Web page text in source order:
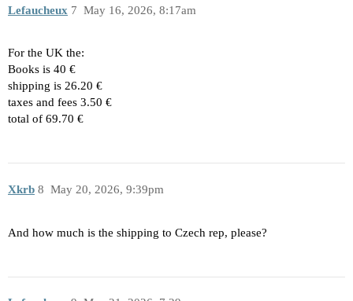
Lefaucheux May 16, 2026, 8:17am
7
For the UK the:
Books is 40 €
shipping is 26.20 €
taxes and fees 3.50 €
total of 69.70 €
Xkrb May 20, 2026, 9:39pm
8
And how much is the shipping to Czech rep, please?